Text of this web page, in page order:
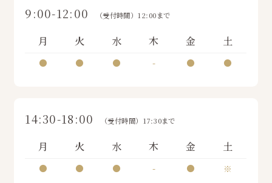
9:00-12:00 （受付時間）12:00まで
月 火 水 木 金 土
● ● ● - ● ●
14:30-18:00 （受付時間）17:30まで
月 火 水 木 金 土
● ● ● - ● ※